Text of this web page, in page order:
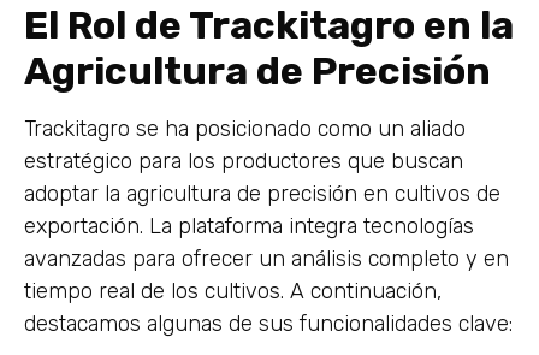
El Rol de Trackitagro en la
Agricultura de Precisión
Trackitagro se ha posicionado como un aliado
estratégico para los productores que buscan
adoptar la agricultura de precisión en cultivos de
exportación. La plataforma integra tecnologías
avanzadas para ofrecer un análisis completo y en
tiempo real de los cultivos. A continuación,
destacamos algunas de sus funcionalidades clave: